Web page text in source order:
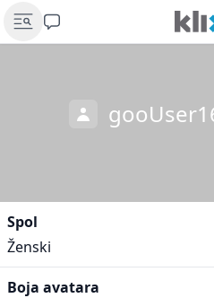
Spol
Ženski
Boja avatara